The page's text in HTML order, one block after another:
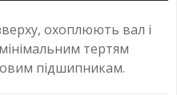
охоплюють вал і
тертям
підшипникам.